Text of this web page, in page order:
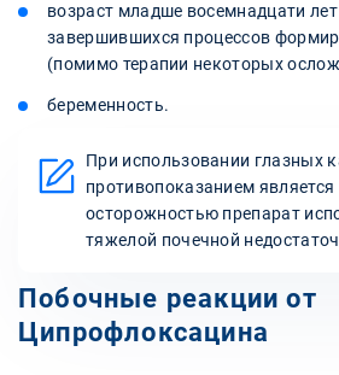
возраст младше восемнадцати
завершившихся процессов
(помимо терапии некоторых
беременность.
При использовании глазных
противопоказанием
осторожностью препарат
тяжелой почечной
Побочные реакции от
Ципрофлоксацина